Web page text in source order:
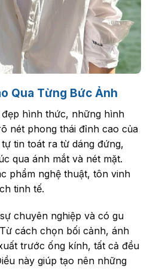
Qua Từng Bức Ảnh
hình thức, những hình
nét phong thái đỉnh cao của
tin toát ra từ dáng đứng,
qua ánh mắt và nét mặt.
phẩm nghệ thuật, tôn vinh
tinh tế.
chuyên nghiệp và có gu
cách chọn bối cảnh, ánh
trước ống kính, tất cả đều
này giúp tạo nên những